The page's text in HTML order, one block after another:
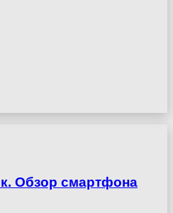
Обзор смартфона